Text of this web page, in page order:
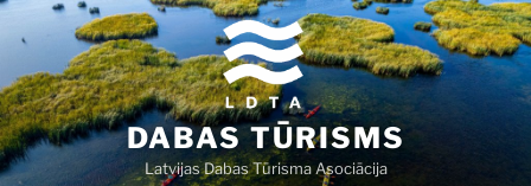
Doties
saturu
DABAS TŪRISMS
Latvijas Dabas Tūrisma Asociācija